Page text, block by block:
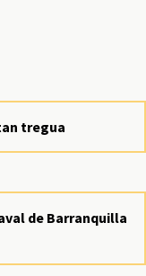
tregua
de Barranquilla